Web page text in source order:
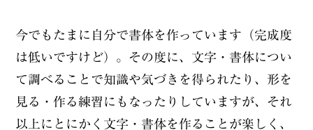
今でもたまに自分で書体を作っています（完成度
は低いですけど）。その度に、文字・書体につい
て調べることで知識や気づきを得られたり、形を
見る・作る練習にもなったりしていますが、それ
以上にとにかく文字・書体を作ることが楽しく、